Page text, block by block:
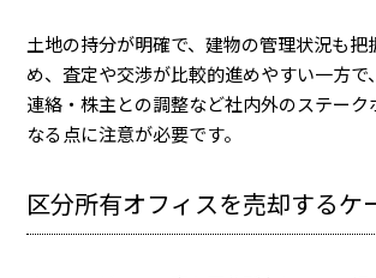
土地の持分が明確で、建物の管理状況も把
め、査定や交渉が比較的進めやすい一方で
連絡・株主との調整など社内外のステーク
なる点に注意が必要です。
区分所有オフィスを売却するケ